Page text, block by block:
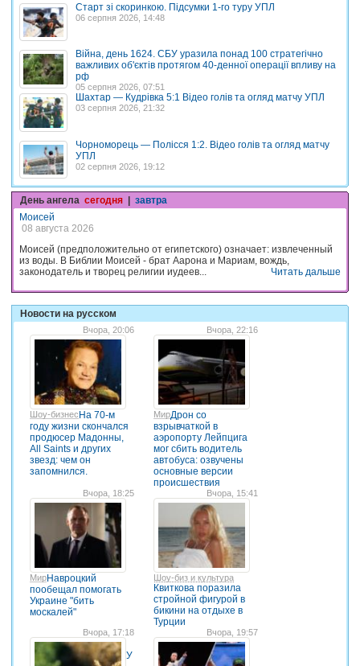
Старт зі скоринкою. Підсумки 1-го туру УПЛ
06 серпня 2026, 14:48
Війна, день 1624. СБУ уразила понад 100 стратегічно
важливих об'єктів протягом 40-денної операції впливу на
рф
05 серпня 2026, 07:51
Шахтар — Кудрівка 5:1 Відео голів та огляд матчу УПЛ
03 серпня 2026, 21:32
Чорноморець — Полісся 1:2. Відео голів та огляд матчу
УПЛ
02 серпня 2026, 19:12
День ангела сегодня
завтра
Моисей
08 августа 2026
Моисей (предположительно от египетского) означает: извлеченный
из воды. В Библии Моисей - брат Аарона и Мариам, вождь,
законодатель и творец религии иудеев...
Читать дальше
Новости на русском
Вчора, 20:06
Шоу-бизнес На 70-м
году жизни скончался
продюсер Мадонны,
All Saints и других
звезд: чем он
запомнился.
Вчора, 22:16
МирДрон со
взрывчаткой в
аэропорту Лейпцига
мог сбить водитель
автобуса: озвучены
основные версии
происшествия
Вчора, 18:25
МирНавроцкий
пообещал помогать
Украине "бить
москалей"
Вчора, 15:41
Шоу-биз и культура
Квиткова поразила
стройной фигурой в
бикини на отдыхе в
Турции
Вчора, 17:18
У
Вчора, 19:57